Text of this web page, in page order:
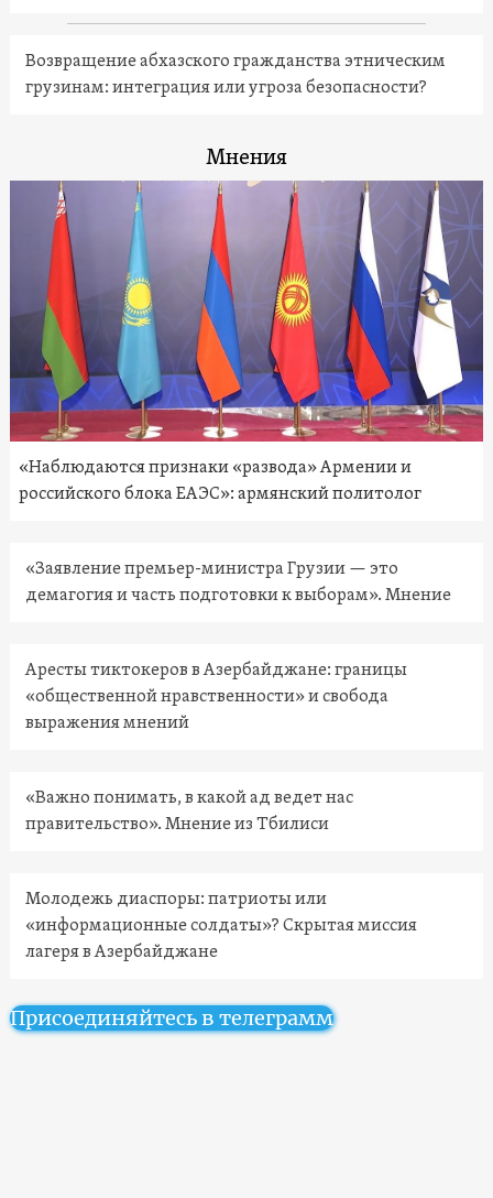
Возвращение абхазского гражданства этническим
грузинам: интеграция или угроза безопасности?
Мнения
«Наблюдаются признаки «развода» Армении и
российского блока ЕАЭС»: армянский политолог
«Заявление премьер-министра Грузии — это
демагогия и часть подготовки к выборам». Мнение
Аресты тиктокеров в Азербайджане: границы
«общественной нравственности» и свобода
выражения мнений
«Важно понимать, в какой ад ведет нас
правительство». Мнение из Тбилиси
Молодежь диаспоры: патриоты или
«информационные солдаты»? Скрытая миссия
лагеря в Азербайджане
Присоединяйтесь в телеграмм